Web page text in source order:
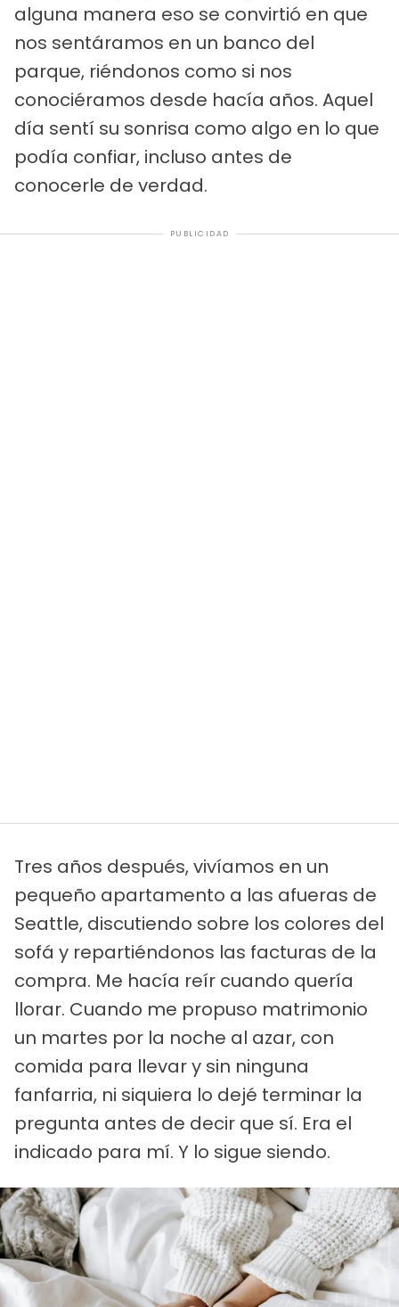
alguna manera eso se convirtió en que
nos sentáramos en un banco del
parque, riéndonos como si nos
conociéramos desde hacía años. Aquel
día sentí su sonrisa como algo en lo que
podía confiar, incluso antes de
conocerle de verdad.
PUBLICIDAD
Tres años después, vivíamos en un
pequeño apartamento a las afueras de
Seattle, discutiendo sobre los colores del
sofá y repartiéndonos las facturas de la
compra. Me hacía reír cuando quería
llorar. Cuando me propuso matrimonio
un martes por la noche al azar, con
comida para llevar y sin ninguna
fanfarria, ni siquiera lo dejé terminar la
pregunta antes de decir que sí. Era el
indicado para mí. Y lo sigue siendo.